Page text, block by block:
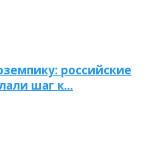
российские
шаг к…